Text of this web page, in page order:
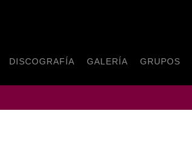
DISCOGRAFÍA GALERÍA GRUPOS